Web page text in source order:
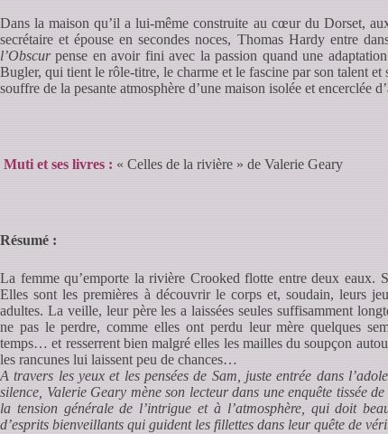
Dans la maison qu’il a lui-même construite au cœur du Dorset,
secrétaire et épouse en secondes noces, Thomas Hardy entre
l’Obscurpense en avoir fini avec la passion quand une
Bugler, qui tient le rôle-titre, le charme et le fascine par son talent et
souffre de la pesante atmosphère d’une maison isolée et encerclée
Muti et ses livres : « Celles de la rivière » de Valerie Geary
Résumé :
La femme qu’emporte la rivière Crooked flotte entre deux eaux.
Elles sont les premières à découvrir le corps et, soudain, leurs
adultes. La veille, leur père les a laissées seules suffisamment
ne pas le perdre, comme elles ont perdu leur mère quelques
temps… et resserrent bien malgré elles les mailles du soupçon
les rancunes lui laissent peu de chances…
A travers les yeux et les pensées de Sam, juste entrée dans
silence, Valerie Geary mène son lecteur dans une enquête tissée
la tension générale de l’intrigue et à l’atmosphère, qui doit
d’esprits bienveillants qui guident les fillettes dans leur quête de